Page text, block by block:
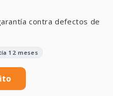
contra defectos de
12 meses